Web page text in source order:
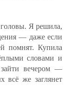
головы. Я решила,
— даже если
помнят. Купила
словами и
вечером —
всё же заглянет